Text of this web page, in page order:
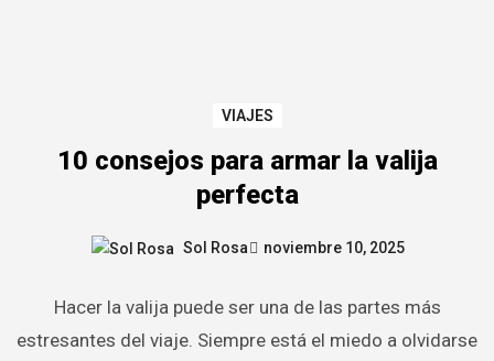
VIAJES
10 consejos para armar la valija
perfecta
Sol Rosa noviembre 10, 2025
Hacer la valija puede ser una de las partes más
estresantes del viaje. Siempre está el miedo a olvidarse